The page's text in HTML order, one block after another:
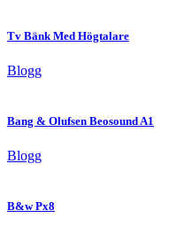
Tv Bänk Med Högtalare
Blogg
Bang & Olufsen Beosound A1
Blogg
B&w Px8